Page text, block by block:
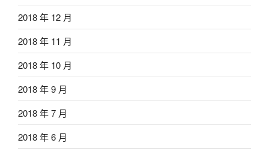
2018 年 12 月
2018 年 11 月
2018 年 10 月
2018 年 9 月
2018 年 7 月
2018 年 6 月